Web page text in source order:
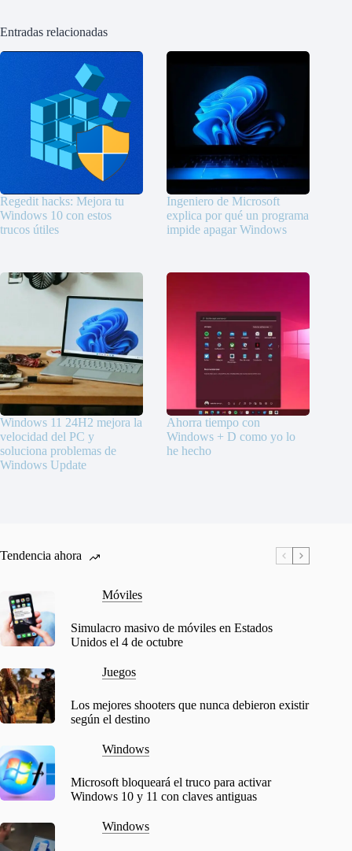
Entradas relacionadas
Regedit hacks: Mejora tu
Windows 10 con estos
trucos útiles
Ingeniero de Microsoft
explica por qué un programa
impide apagar Windows
Windows 11 24H2 mejora la
velocidad del PC y
soluciona problemas de
Windows Update
Ahorra tiempo con
Windows + D como yo lo
he hecho
Tendencia ahora
Móviles
Simulacro masivo de móviles en Estados
Unidos el 4 de octubre
Juegos
Los mejores shooters que nunca debieron existir
según el destino
Windows
Microsoft bloqueará el truco para activar
Windows 10 y 11 con claves antiguas
Windows